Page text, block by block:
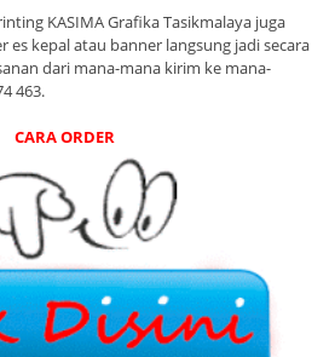
KASIMA Grafika Tasikmalaya juga
es kepal atau banner langsung jadi secara
dari mana-mana kirim ke mana-
463.
CARA ORDER